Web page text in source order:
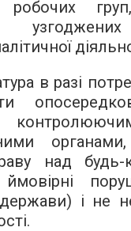
робочих
в разі
над будь-
ймовірні
і не